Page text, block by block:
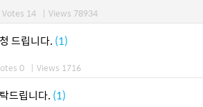
Votes 14 | Views 78934
드립니다. (1)
0 | Views 1716
드립니다. (1)